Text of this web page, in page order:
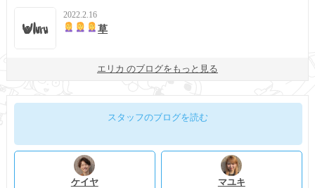
2022.2.16
草
エリカ のブログをもっと見る
スタッフのブログを読む
ケイヤ マユキ